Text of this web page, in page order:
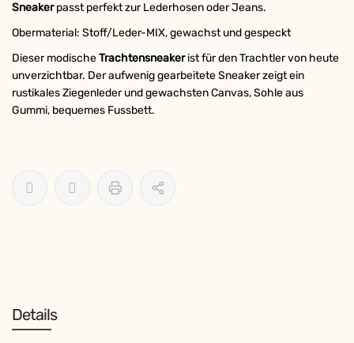
Sneakerpasst perfekt zur Lederhosen oder Jeans.
Obermaterial: Stoff/Leder-MIX, gewachst und gespeckt
Dieser modischeTrachtensneakerist für den Trachtler von heute
unverzichtbar. Der aufwenig gearbeitete Sneaker zeigt ein
rustikales Ziegenleder und gewachsten Canvas, Sohle aus
Gummi, bequemes Fussbett.
Details